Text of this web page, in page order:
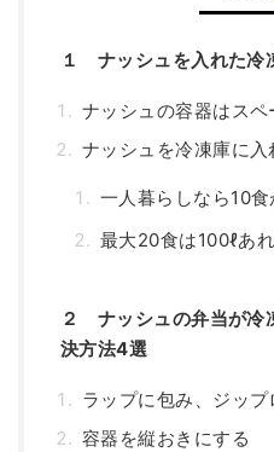
１ ナッシュを入れた冷
ナッシュの容器はスペ
ナッシュを冷凍庫に入
一人暮らしなら10食
最大20食は100ℓあ
２ ナッシュの弁当が冷
決方法4選
ラップに包み、ジッ
容器を縦おきにする